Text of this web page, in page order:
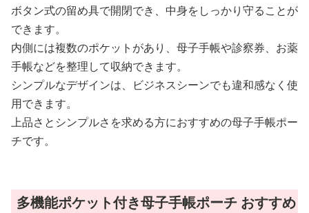
ボタン式の留め具で開閉でき、中身をしっかり守ることが
できます。
内側には複数のポケットがあり、母子手帳や診察券、お薬
手帳などを整理して収納できます。
シンプルなデザインは、ビジネスシーンでも違和感なく使
用できます。
上品さとシンプルさを求める方におすすめの母子手帳ポー
チです。
多機能ポケット付き母子手帳ポーチ おすすめ